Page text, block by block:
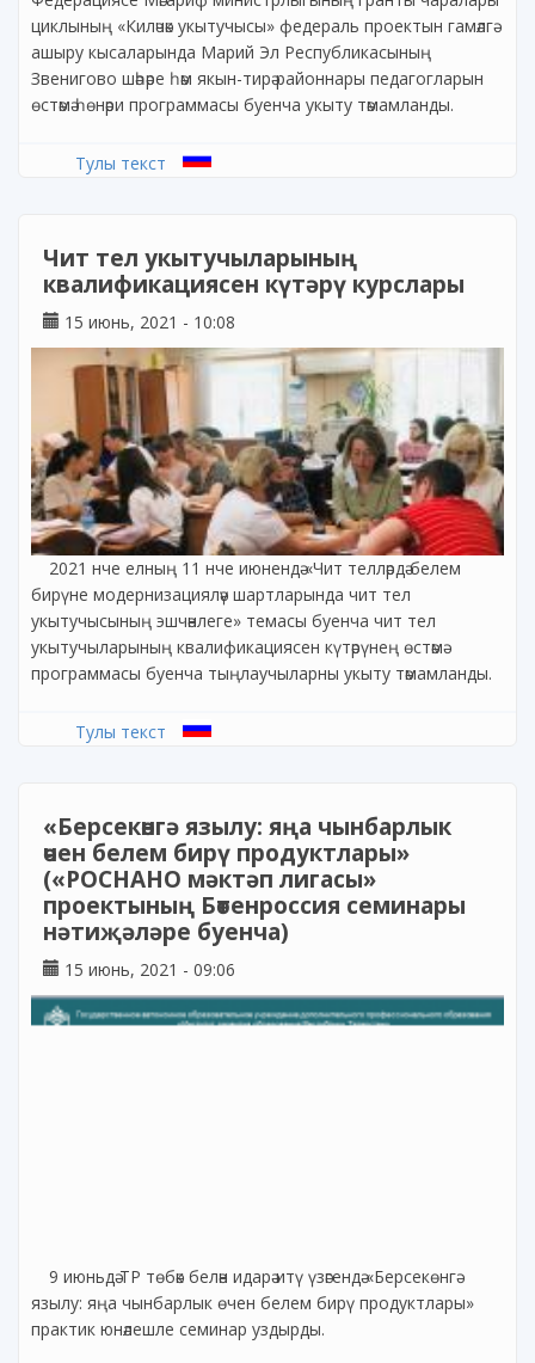
циклының «Киләчәк укытучысы» федераль проектын гамәлгә
ашыру кысаларында Марий Эл Республикасының
Звенигово шәһәре һәм якын-тирә районнары педагогларын
өстәмә һөнәри программасы буенча укыту тәмамланды.
Тулы текст
Чит тел укытучыларының
квалификациясен күтәрү курслары
15 июнь, 2021 - 10:08
2021 нче елның 11 нче июнендә «Чит телләрдә белем
бирүне модернизацияләү шартларында чит тел
укытучысының эшчәнлеге» темасы буенча чит тел
укытучыларының квалификациясен күтәрүнең өстәмә
программасы буенча тыңлаучыларны укыту тәмамланды.
Тулы текст
«Берсекөнгә язылу: яңа чынбарлык
өчен белем бирү продуктлары»
(«РОСНАНО мәктәп лигасы»
проектының Бөтенроссия семинары
нәтиҗәләре буенча)
15 июнь, 2021 - 09:06
9 июньдә ТР төбәк белән идарә итү үзәгендә «Берсекөнгә
язылу: яңа чынбарлык өчен белем бирү продуктлары»
практик юнәлешле семинар уздырды.